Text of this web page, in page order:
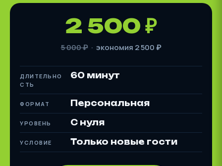
2 500 ₽
5 000 ₽· экономия 2 500 ₽
ДЛИТЕЛЬНО
СТЬ
60 минут
ФОРМАТ Персональная
УРОВЕНЬ С нуля
УСЛОВИЕ Только новые гости